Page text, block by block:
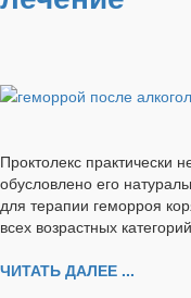
Проктолекс практически
обусловлено его
для терапии геморроя
всех возрастных
ЧИТАТЬ ДАЛЕЕ ...